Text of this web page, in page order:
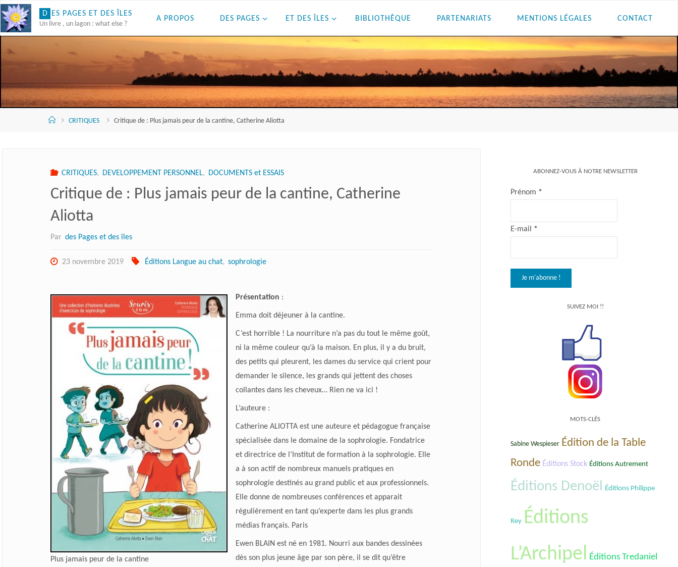
Skip
to
content
D ES PAGES ET DES LES
Un livre , un lagon : what else ?
A PROPOS DES PAGES ET DES ÎLES BIBLIOTHÈQUE PARTENARIATS MENTIONS LÉGALES CONTACT
AccueilCRITIQUES Critique de : Plus jamais peur de la cantine, Catherine Aliotta
CRITIQUES, DEVELOPPEMENT PERSONNEL, DOCUMENTS et ESSAIS
Critique de : Plus jamais peur de la cantine, Catherine
Aliotta
Par des Pages et des îles
23 novembre 2019 Éditions Langue au chat, sophrologie
Plus jamais peur de la cantine
Présentation :
Emma doit déjeuner à la cantine.
C’est horrible ! La nourriture n’a pas du tout le même goût,
ni la même couleur qu’à la maison. En plus, il y a du bruit,
des petits qui pleurent, les dames du service qui crient pour
demander le silence, les grands qui jettent des choses
collantes dans les cheveux… Rien ne va ici !
L’auteure :
Catherine ALIOTTA est une auteure et pédagogue française
spécialisée dans le domaine de la sophrologie. Fondatrice
et directrice de l’Institut de formation à la sophrologie. Elle
a à son actif de nombreux manuels pratiques en
sophrologie destinés au grand public et aux professionnels.
Elle donne de nombreuses conférences et apparait
régulièrement en tant qu’experte dans les plus grands
médias français. Paris
Ewen BLAIN est né en 1981. Nourri aux bandes dessinées
dès son plus jeune âge par son père, il se dit qu’être
ABONNEZ-VOUS À NOTRE NEWSLETTER
Prénom *
E-mail *
SUIVEZ MOI !!
MOTS-CLÉS
Sabine Wespieser Édition de la Table
Ronde Éditions Stock Éditions Autrement
Éditions Denoël Éditions Philippe
Rey Éditions
L’Archipel Éditions Tredaniel